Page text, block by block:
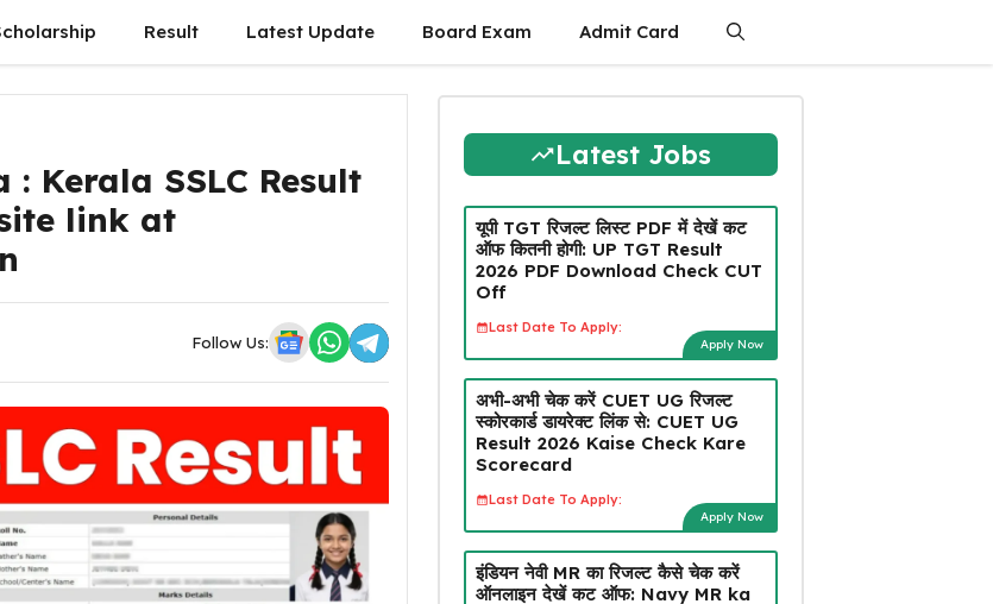
Result Latest Update Board Exam Admit Card
: Kerala SSLC Result
link at
Follow Us:
Latest Jobs
यूपी TGT रिजल्ट लिस्ट PDF में देखें कट
ऑफ कितनी होगी: UP TGT Result
2026 PDF Download Check CUT
Off
Last Date To Apply:
Apply Now
अभी-अभी चेक करें CUET UG रिजल्ट
स्कोरकार्ड डायरेक्ट लिंक से: CUET UG
Result 2026 Kaise Check Kare
Scorecard
Last Date To Apply:
Apply Now
इंडियन नेवी MR का रिजल्ट कैसे चेक करें
ऑनलाइन देखें कट ऑफ: Navy MR ka